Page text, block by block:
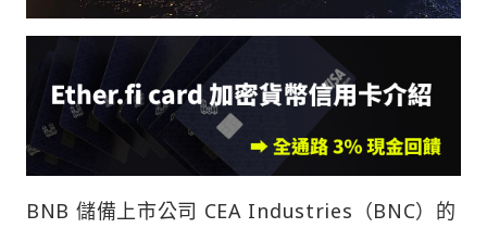
BNB 儲備上市公司 CEA Industries（BNC）的